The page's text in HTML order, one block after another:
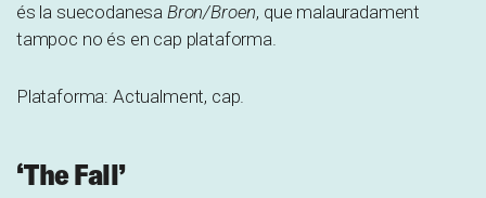
és la suecodanesa Bron/Broen, que malauradament
tampoc no és en cap plataforma.
Plataforma: Actualment, cap.
‘The Fall’